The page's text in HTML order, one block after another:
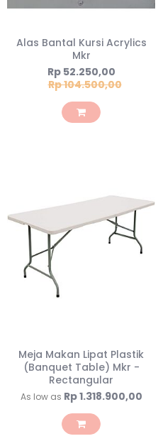
Alas Bantal Kursi Acrylics
Mkr
Special
Price
Rp 52.250,00
Rp 104.500,00
Meja Makan Lipat Plastik
(Banquet Table) Mkr -
Rectangular
As low as Rp 1.318.900,00